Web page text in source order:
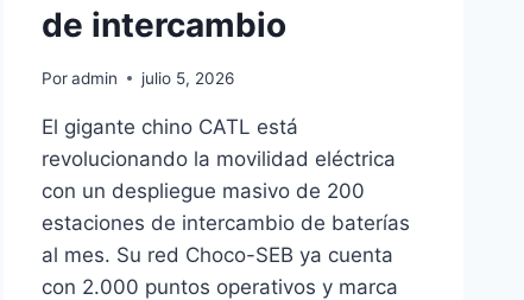
de intercambio
Por admin julio 5, 2026
El gigante chino CATL está
revolucionando la movilidad eléctrica
con un despliegue masivo de 200
estaciones de intercambio de baterías
al mes. Su red Choco-SEB ya cuenta
con 2.000 puntos operativos y marca